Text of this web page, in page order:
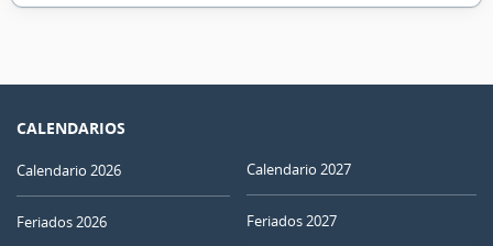
CALENDARIOS
Calendario 2026
Feriados 2026
Calendario 2027
Feriados 2027